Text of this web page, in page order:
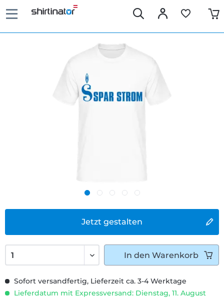
Jetzt gestalten
Sofort versandfertig, Lieferzeit ca. 3-4 Werktage
Lieferdatum mit Expressversand: Dienstag, 11. August
In den Warenkorb